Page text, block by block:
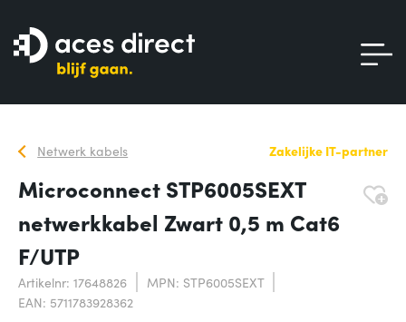
Netwerk kabels Zakelijke IT-partner
Microconnect STP6005SEXT
netwerkkabel Zwart 0,5 m Cat6
F/UTP
Artikelnr: 17648826
MPN: STP6005SEXT
EAN: 5711783928362